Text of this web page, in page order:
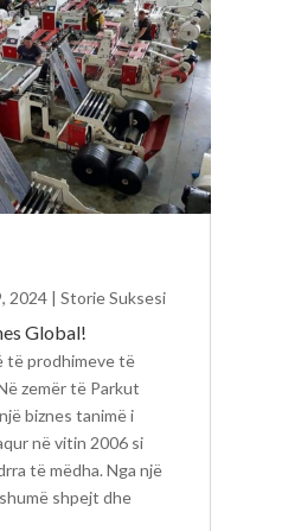
Global!
2024| Storie Suksesi
të prodhimeve të
zemër të Parkut
biznes tanimë i
në vitin 2006 si
të mëdha. Nga një
shpejt dhe